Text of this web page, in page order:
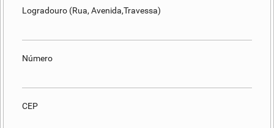
Logradouro (Rua, Avenida,Travessa)
Número
CEP